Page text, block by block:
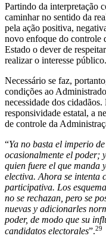
Partindo da interpretação
caminhar no sentido da
pela ação positiva,
novo enfoque do controle
Estado o dever de
realizar o interesse público.
Necessário se faz,
condições ao
necessidade dos
responsividade estatal, a
de controle da
“Ya no basta el imperio
ocasionalmente el poder;
quien fuere el que manda
electiva. Ahora se intenta
participativa. Los
no se rechazan, pero se
nuevas y adicionarles
poder, de modo que su
candidatos electorales”.29